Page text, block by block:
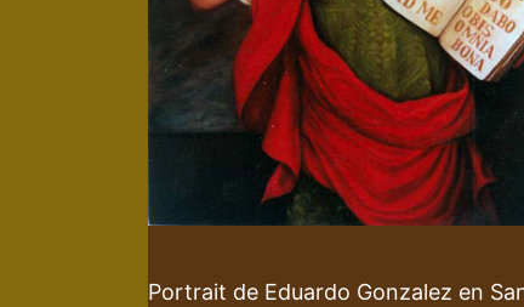
Portrait de Eduardo Gonzalez en